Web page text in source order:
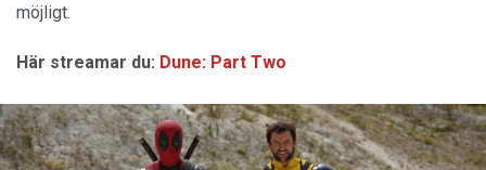
möjligt.
Här streamar du: Dune: Part Two